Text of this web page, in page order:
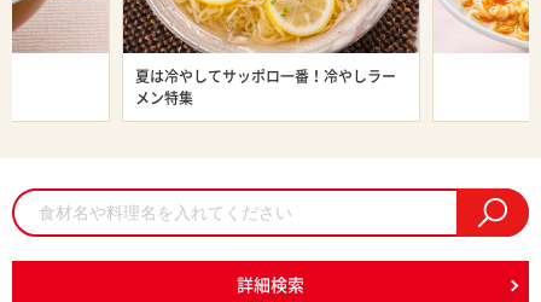
夏は冷やしてサッポロ一番！冷やしラー
メン特集
詳細検索